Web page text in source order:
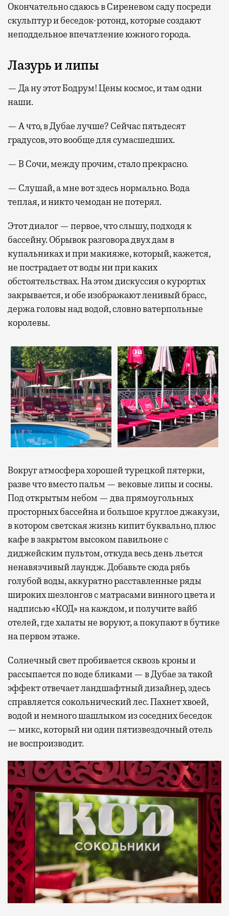
Окончательно сдаюсь в Сиреневом саду посреди
скульптур и беседок-ротонд, которые создают
неподдельное впечатление южного города.
Лазурь и липы
— Да ну этот Бодрум! Цены космос, и там одни
наши.
— А что, в Дубае лучше? Сейчас пятьдесят
градусов, это вообще для сумасшедших.
— В Сочи, между прочим, стало прекрасно.
— Слушай, а мне вот здесь нормально. Вода
теплая, и никто чемодан не потерял.
Этот диалог — первое, что слышу, подходя к
бассейну. Обрывок разговора двух дам в
купальниках и при макияже, который, кажется,
не пострадает от воды ни при каких
обстоятельствах. На этом дискуссия о курортах
закрывается, и обе изображают ленивый брасс,
держа головы над водой, словно ватерпольные
королевы.
Вокруг атмосфера хорошей турецкой пятерки,
разве что вместо пальм — вековые липы и сосны.
Под открытым небом — два прямоугольных
просторных бассейна и большое круглое джакузи,
в котором светская жизнь кипит буквально, плюс
кафе в закрытом высоком павильоне с
диджейским пультом, откуда весь день льется
ненавязчивый лаундж. Добавьте сюда рябь
голубой воды, аккуратно расставленные ряды
широких шезлонгов с матрасами винного цвета и
надписью «КОД» на каждом, и получите вайб
отелей, где халаты не воруют, а покупают в бутике
на первом этаже.
Солнечный свет пробивается сквозь кроны и
рассыпается по воде бликами — в Дубае за такой
эффект отвечает ландшафтный дизайнер, здесь
справляется сокольнический лес. Пахнет хвоей,
водой и немного шашлыком из соседних беседок
— микс, который ни один пятизвездочный отель
не воспроизводит.